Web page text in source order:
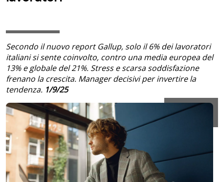
Secondo il nuovo report Gallup, solo il 6% dei lavoratori
italiani si sente coinvolto, contro una media europea del
13% e globale del 21%. Stress e scarsa soddisfazione
frenano la crescita. Manager decisivi per invertire la
tendenza. 1/9/25